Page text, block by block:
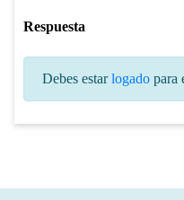
Respuesta
Debes estarlogadopara